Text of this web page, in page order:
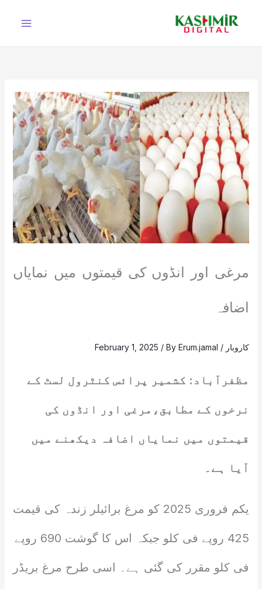
مرغی اور انڈوں کی قیمتوں میں نمایاں
اضافہ
کاروبار /
February 1, 2025 / ByErum.jamal
مظفرآباد: کشمیر پرائس کنٹرول لسٹ کے
نرخوں کے مطابق،مرغی اور انڈوں کی
قیمتوں میں نمایاں اضافہ دیکھنے میں
آیا ہے۔
یکم فروری 2025 کو مرغ برائیلر زندہ کی قیمت
425 روپے فی کلو جبکہ اس کا گوشت 690 روپے
فی کلو مقرر کی گئی ہے۔ اسی طرح مرغ بریڈر